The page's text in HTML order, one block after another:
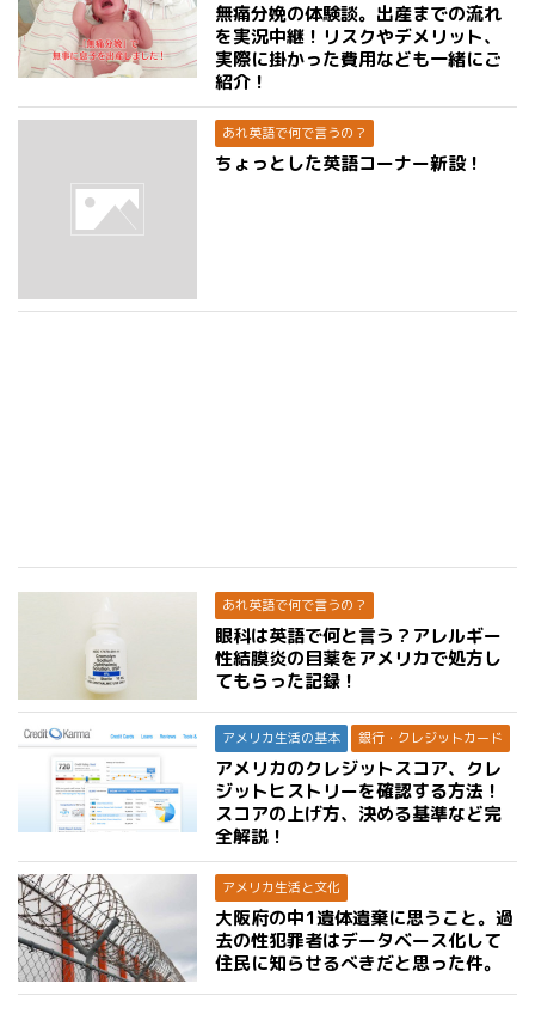
無痛分娩の体験談。出産までの流れ
を実況中継！リスクやデメリット、
実際に掛かった費用なども一緒にご
紹介！
あれ英語で何で言うの？
ちょっとした英語コーナー新設！
あれ英語で何で言うの？
眼科は英語で何と言う？アレルギー
性結膜炎の目薬をアメリカで処方し
てもらった記録！
アメリカ生活の基本 銀行・クレジットカード
アメリカのクレジットスコア、クレ
ジットヒストリーを確認する方法！
スコアの上げ方、決める基準など完
全解説！
アメリカ生活と文化
大阪府の中1遺体遺棄に思うこと。過
去の性犯罪者はデータベース化して
住民に知らせるべきだと思った件。